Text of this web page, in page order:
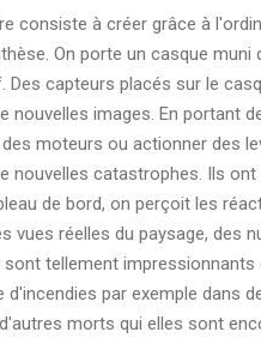
consiste à créer grâce à
On porte un casque
Des capteurs placés sur le
nouvelles images. En portant
moteurs ou actionner des
nouvelles catastrophes. Ils
de bord, on perçoit les
vues réelles du paysage, des
tellement
par exemple dans
morts qui elles sont